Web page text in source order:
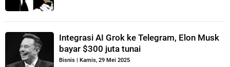
Integrasi AI Grok ke Telegram, Elon Musk
bayar $300 juta tunai
Bisnis | Kamis, 29 Mei 2025